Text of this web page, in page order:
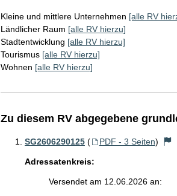
Kleine und mittlere Unternehmen [alle RV
Ländlicher Raum [alle RV hierzu]
Stadtentwicklung [alle RV hierzu]
Tourismus [alle RV hierzu]
Wohnen [alle RV hierzu]
Zu diesem RV abgegebene
SG2606290125 ( PDF - 3 Seiten)
Adressatenkreis:
Versendet am 12.06.2026 an: